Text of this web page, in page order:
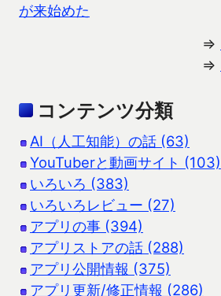
が来始めた
⇒
⇒
コンテンツ分類
AI（人工知能）の話 (63)
YouTuberと動画サイト (103)
いろいろ (383)
いろいろレビュー (27)
アプリの事 (394)
アプリストアの話 (288)
アプリ公開情報 (375)
アプリ更新/修正情報 (286)